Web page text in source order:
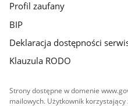
Profil zaufany
BIP
Deklaracja dostępności
Klauzula RODO
Strony dostępne w domenie
mailowych. Użytkownik